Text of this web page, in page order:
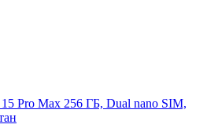
Pro Max 256 ГБ, Dual nano SIM,